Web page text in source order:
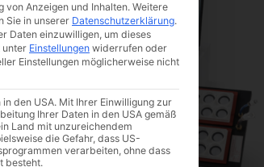
von Anzeigen und Inhalten.Weitere
Sie in unserer Datenschutzerklärung.
Daten einzuwilligen, um dieses
unter Einstellungen widerrufen oder
Einstellungen möglicherweise nicht
den USA. Mit Ihrer Einwilligung zur
Ihrer Daten in den USA gemäß
Land mit unzureichendem
die Gefahr, dass US-
verarbeiten, ohne dass
besteht.